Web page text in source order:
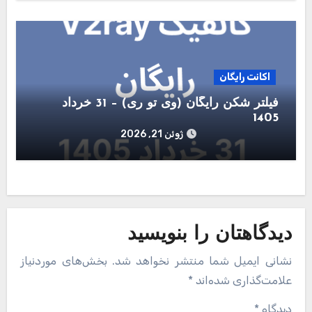
اکانت رایگان
فیلتر شکن رایگان (وی تو ری) – 31 خرداد
1405
ژوئن 21, 2026
دیدگاهتان را بنویسید
نشانی ایمیل شما منتشر نخواهد شد. بخش‌های موردنیاز
علامت‌گذاری شده‌اند *
دیدگاه *